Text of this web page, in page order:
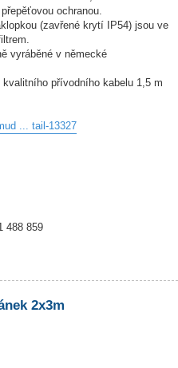
ochranou.
(zavřené krytí IP54) jsou ve
vyráběné v německé
přívodního kabelu 1,5 m
... tail-13327
488 859
2x3m